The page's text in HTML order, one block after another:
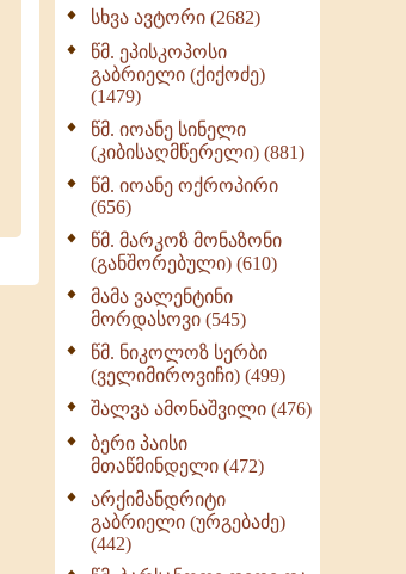
სულიერი ცხოვრების
სახელმძღვანელო -
ნაწილი II (369)
ღმერთი და ადამიანები
(287)
ბერის დიადემა (278)
მონაზვნური
გამოცდილების
ოთხი ასეული თავი
სიყვარულის შესახებ
(259)
სხვა ავტორი (2682)
წმ. ეპისკოპოსი
გაბრიელი (ქიქოძე)
(1479)
წმ. იოანე სინელი
(კიბისაღმწერელი) (881)
წმ. იოანე ოქროპირი
(656)
წმ. მარკოზ მონაზონი
(განშორებული) (610)
მამა ვალენტინი
მორდასოვი (545)
წმ. ნიკოლოზ სერბი
(ველიმიროვიჩი) (499)
შალვა ამონაშვილი (476)
ბერი პაისი
მთაწმინდელი (472)
არქიმანდრიტი
გაბრიელი (ურგებაძე)
(442)